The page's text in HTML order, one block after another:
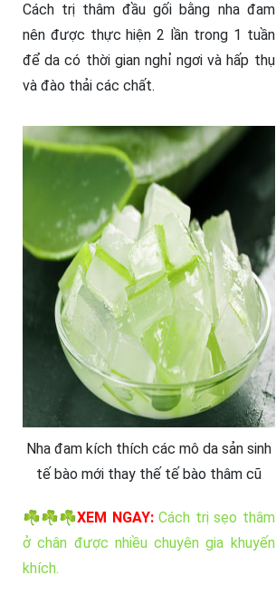
Cách trị thâm đầu gối bằng nha đam
nên được thực hiện 2 lần trong 1 tuần
để da có thời gian nghỉ ngơi và hấp thụ
và đào thải các chất.
Nha đam kích thích các mô da sản sinh
tế bào mới thay thế tế bào thâm cũ
☘️☘️☘️XEM NGAY: Cách trị sẹo thâm
ở chân được nhiều chuyên gia khuyến
khích.